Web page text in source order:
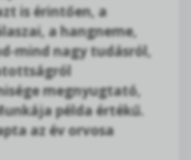
is érintően, a
a hangneme,
mind nagy tudásról,
megnyugtató,
példa értékű.
az év orvosa